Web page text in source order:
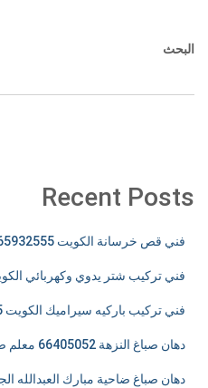
البحث
Recent Posts
فني قص خرسانة الكويت 65932555 مقاول قص وفتح كور
فني تركيب شتر يدوي وكهربائي الكويت 52227343 تركيب
فني تركيب باركيه سيراميك الكويت 66447375 معلم سيراميك و باركيه
دهان صباغ النزهة 66405052 معلم صباغ و تركيب ورق جدران